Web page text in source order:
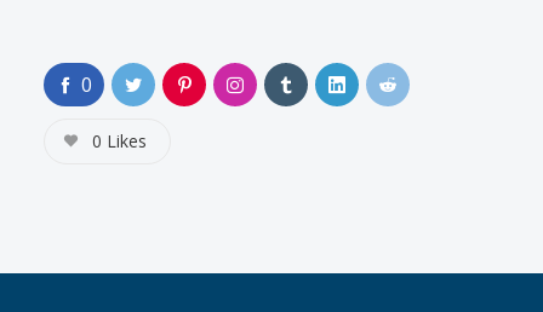
0
0 Likes